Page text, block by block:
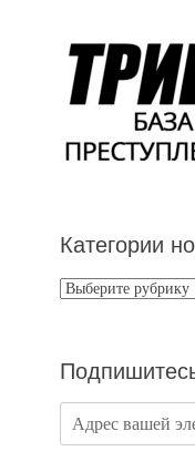
Категории
Категории